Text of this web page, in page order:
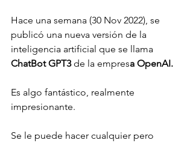
Hace una semana (30 Nov 2022), se
publicó una nueva versión de la
inteligencia artificial que se llama
ChatBot GPT3 de la empresa OpenAI.
Es algo fantástico, realmente
impresionante.
Se le puede hacer cualquier pero